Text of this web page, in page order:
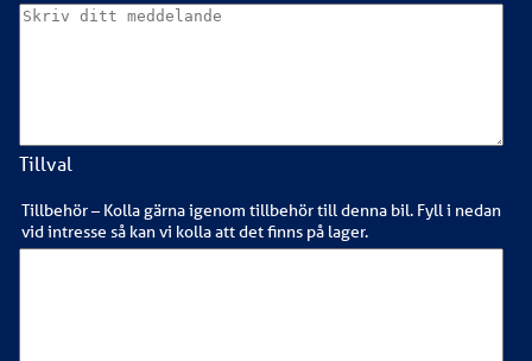
Tillval
Tillbehör – Kolla gärna igenom tillbehör till denna bil. Fyll i nedan
vid intresse så kan vi kolla att det finns på lager.